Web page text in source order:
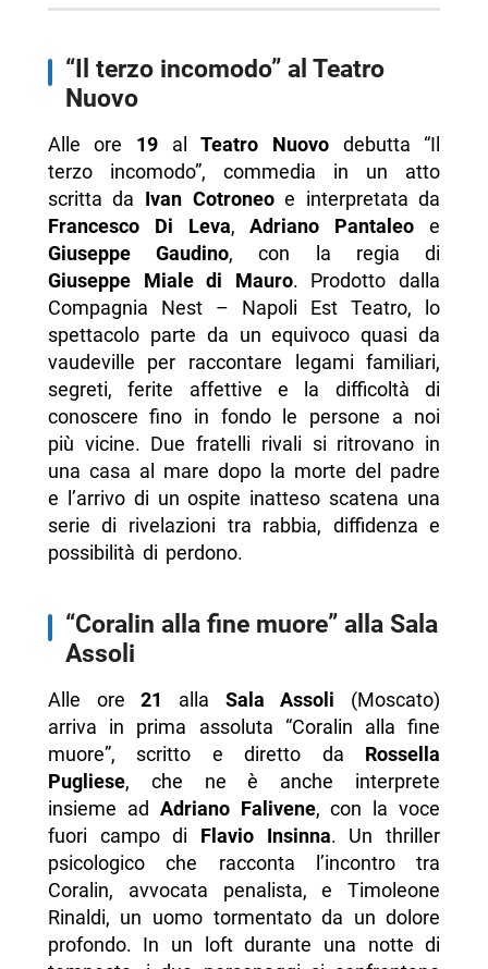
“Il terzo incomodo” al Teatro
Nuovo
Alle ore 19 alTeatro Nuovodebutta “Il
terzo incomodo”, commedia in un atto
scritta da Ivan Cotroneoe interpretata da
Francesco Di Leva,Adriano Pantaleo e
Giuseppe Gaudino, con la regia di
Giuseppe Miale di Mauro. Prodotto dalla
Compagnia Nest – Napoli Est Teatro, lo
spettacolo parte da un equivoco quasi da
vaudeville per raccontare legami familiari,
segreti, ferite affettive e la difficoltà di
conoscere fino in fondo le persone a noi
più vicine. Due fratelli rivali si ritrovano in
una casa al mare dopo la morte del padre
e l’arrivo di un ospite inatteso scatena una
serie di rivelazioni tra rabbia, diffidenza e
possibilità di perdono.
“Coralin alla fine muore” alla Sala
Assoli
Alle ore21 alla Sala Assoli (Moscato)
arriva in prima assoluta “Coralin alla fine
muore”, scritto e diretto da Rossella
Pugliese, che ne è anche interprete
insieme ad Adriano Falivene, con la voce
fuori campo di Flavio Insinna. Un thriller
psicologico che racconta l’incontro tra
Coralin, avvocata penalista, e Timoleone
Rinaldi, un uomo tormentato da un dolore
profondo. In un loft durante una notte di